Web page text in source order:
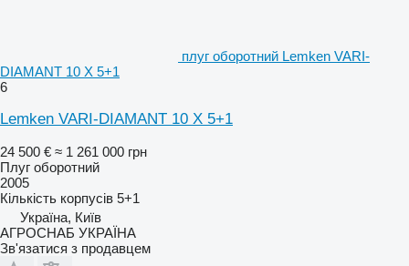
плуг оборотний Lemken VARI-
DIAMANT 10 X 5+1
6
Lemken VARI-DIAMANT 10 X 5+1
24 500 € ≈ 1 261 000 грн
Плуг оборотний
2005
Кількість корпусів 5+1
Україна, Київ
АГРОСНАБ УКРАЇНА
Зв'язатися з продавцем